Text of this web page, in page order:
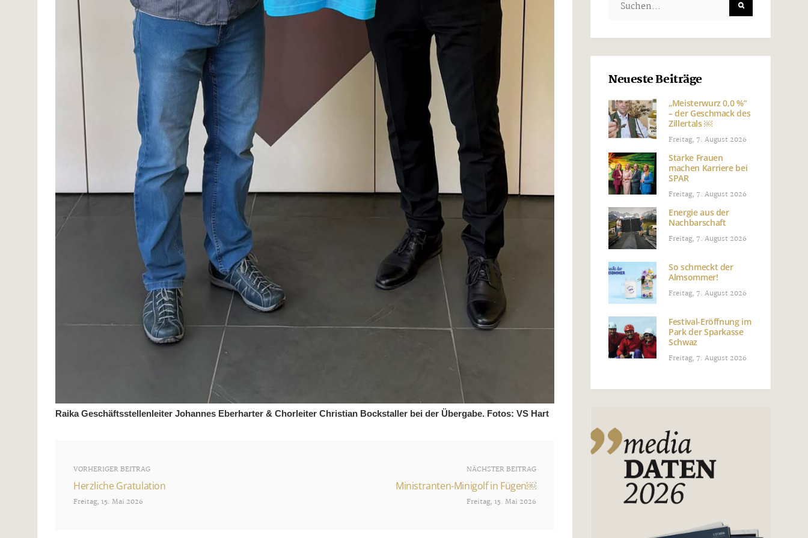
Raika Geschäftsstellenleiter Johannes Eberharter & Chorleiter Christian Bockstaller bei der Übergabe. Fotos: VS Hart
VORHERIGER BEITRAG
Herzliche Gratulation
Freitag, 15. Mai 2026
NÄCHSTER BEITRAG
Ministranten-Minigolf in Fügen￼
Freitag, 15. Mai 2026
Neueste Beiträge
„Meisterwurz 0,0 %“
– der Geschmack des
Zillertals ￼
Freitag, 7. August 2026
Starke Frauen
machen Karriere bei
SPAR
Freitag, 7. August 2026
Energie aus der
Nachbarschaft
Freitag, 7. August 2026
So schmeckt der
Almsommer!
Freitag, 7. August 2026
Festival-Eröffnung im
Park der Sparkasse
Schwaz
Freitag, 7. August 2026